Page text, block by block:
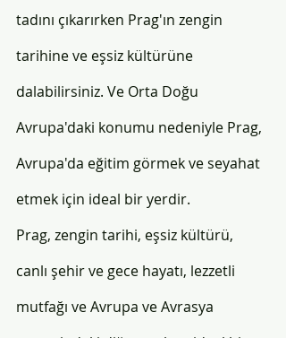
tadını çıkarırken Prag'ın zengin
tarihine ve eşsiz kültürüne
dalabilirsiniz. Ve Orta Doğu
Avrupa'daki konumu nedeniyle Prag,
Avrupa'da eğitim görmek ve seyahat
etmek için ideal bir yerdir.
Prag, zengin tarihi, eşsiz kültürü,
canlı şehir ve gece hayatı, lezzetli
mutfağı ve Avrupa ve Avrasya